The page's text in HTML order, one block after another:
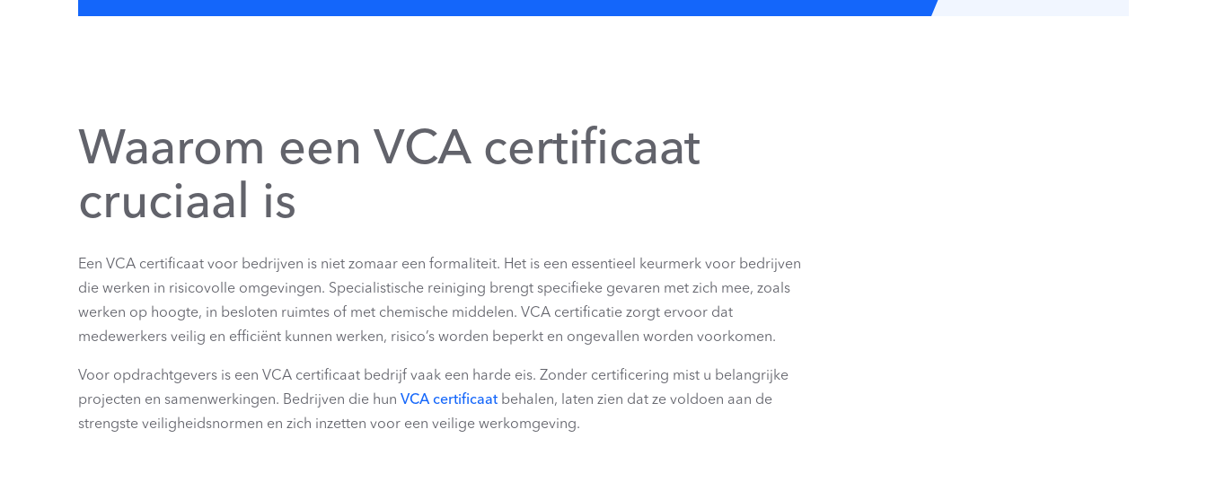
Waarom een VCA certificaat
cruciaal is
Een VCA certificaat voor bedrijven is niet zomaar een formaliteit. Het is een essentieel keurmerk voor bedrijven
die werken in risicovolle omgevingen. Specialistische reiniging brengt specifieke gevaren met zich mee, zoals
werken op hoogte, in besloten ruimtes of met chemische middelen. VCA certificatie zorgt ervoor dat
medewerkers veilig en efficiënt kunnen werken, risico’s worden beperkt en ongevallen worden voorkomen.
Voor opdrachtgevers is een VCA certificaat bedrijf vaak een harde eis. Zonder certificering mist u belangrijke
projecten en samenwerkingen. Bedrijven die hun VCA certificaat behalen, laten zien dat ze voldoen aan de
strengste veiligheidsnormen en zich inzetten voor een veilige werkomgeving.